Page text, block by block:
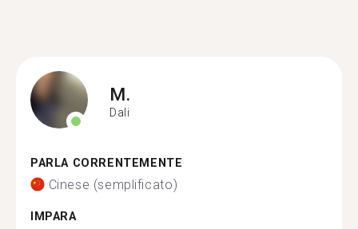
M.
Dali
PARLA CORRENTEMENTE
Cinese (semplificato)
IMPARA